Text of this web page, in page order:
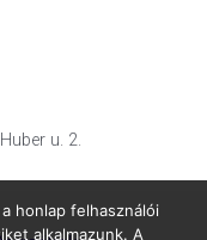
u. 2.
honlap felhasználói
alkalmazunk. A